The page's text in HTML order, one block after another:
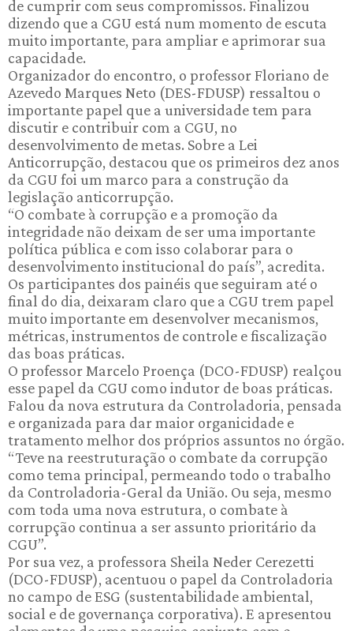
de cumprir com seus compromissos. Finalizou
dizendo que a CGU está num momento de escuta
muito importante, para ampliar e aprimorar sua
capacidade.
Organizador do encontro, o professor Floriano de
Azevedo Marques Neto (DES-FDUSP) ressaltou o
importante papel que a universidade tem para
discutir e contribuir com a CGU, no
desenvolvimento de metas. Sobre a Lei
Anticorrupção, destacou que os primeiros dez anos
da CGU foi um marco para a construção da
legislação anticorrupção.
“O combate à corrupção e a promoção da
integridade não deixam de ser uma importante
política pública e com isso colaborar para o
desenvolvimento institucional do país”, acredita.
Os participantes dos painéis que seguiram até o
final do dia, deixaram claro que a CGU trem papel
muito importante em desenvolver mecanismos,
métricas, instrumentos de controle e fiscalização
das boas práticas.
O professor Marcelo Proença (DCO-FDUSP) realçou
esse papel da CGU como indutor de boas práticas.
Falou da nova estrutura da Controladoria, pensada
e organizada para dar maior organicidade e
tratamento melhor dos próprios assuntos no órgão.
“Teve na reestruturação o combate da corrupção
como tema principal, permeando todo o trabalho
da Controladoria-Geral da União. Ou seja, mesmo
com toda uma nova estrutura, o combate à
corrupção continua a ser assunto prioritário da
CGU”.
Por sua vez, a professora Sheila Neder Cerezetti
(DCO-FDUSP), acentuou o papel da Controladoria
no campo de ESG (sustentabilidade ambiental,
social e de governança corporativa). E apresentou